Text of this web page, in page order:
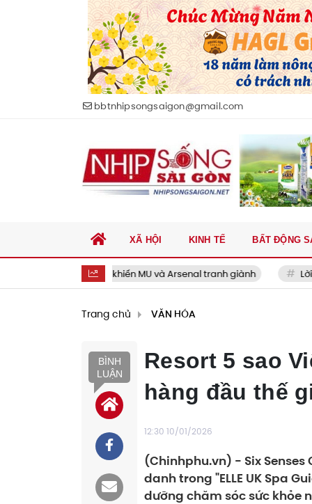
bbtnhipsongsaigon@gmail.com
Brazil khiến MU và Arsenal tranh giành Lời tạm biệt mùa
XÃ HỘI KINH TẾ BẤT ĐỘNG
Trang chủ VĂN HÓA
BÌNH
LUẬN
Resort 5 sao
hàng đầu thế
12:30 10/01/2026
(Chinhphu.vn) - Six Senses
danh trong "ELLE UK Spa
dưỡng chăm sóc sức khỏe